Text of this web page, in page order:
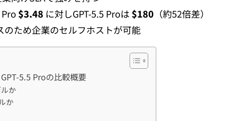
$3.48 に対しGPT-5.5 Proは $180 （約52倍差）
のため企業のセルフホストが可能
5.5 Proの比較概要
か
か